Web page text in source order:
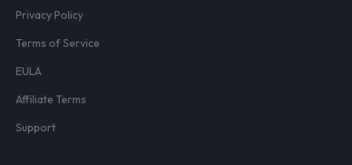
Privacy Policy
Terms of Service
EULA
Affiliate Terms
Support